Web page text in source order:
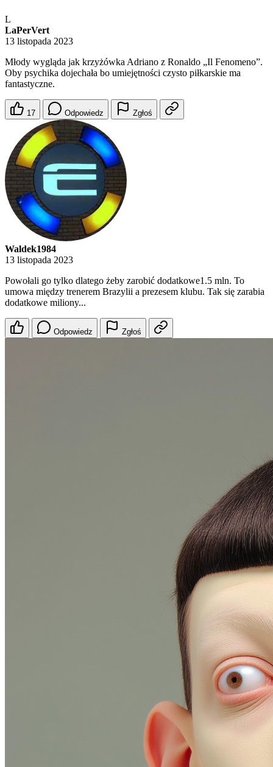
L
LaPerVert
13 listopada 2023
Młody wygląda jak krzyżówka Adriano z Ronaldo „Il Fenomeno”.
Oby psychika dojechała bo umiejętności czysto piłkarskie ma
fantastyczne.
17 Odpowiedz Zgłoś
Waldek1984
13 listopada 2023
Powołali go tylko dlatego żeby zarobić dodatkowe1.5 mln. To
umowa między trenerem Brazylii a prezesem klubu. Tak się zarabia
dodatkowe miliony...
Odpowiedz Zgłoś